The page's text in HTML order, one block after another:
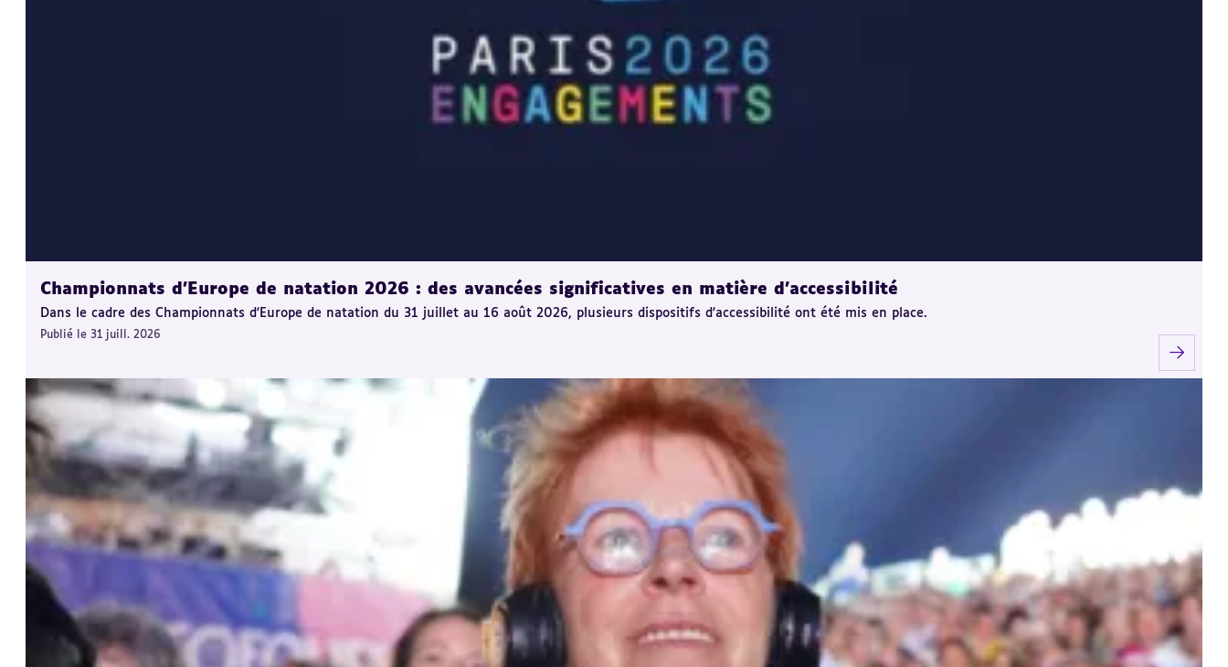
Championnats d'Europe de natation 2026 : des avancées significatives en matière d'accessibilité
Dans le cadre des Championnats d'Europe de natation du 31 juillet au 16 août 2026, plusieurs dispositifs d'accessibilité ont été mis en place.
Publié le 31 juill. 2026